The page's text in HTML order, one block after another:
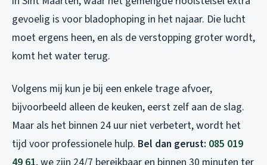
gevoelig is voor bladophoping in het najaar. Die lucht
moet ergens heen, en als de verstopping groter wordt,
komt het water terug.
Volgens mij kun je bij een enkele trage afvoer,
bijvoorbeeld alleen de keuken, eerst zelf aan de slag.
Maar als het binnen 24 uur niet verbetert, wordt het
tijd voor professionele hulp. Bel dan gerust: 085 019